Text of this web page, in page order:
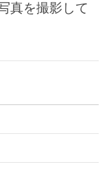
真を撮影して